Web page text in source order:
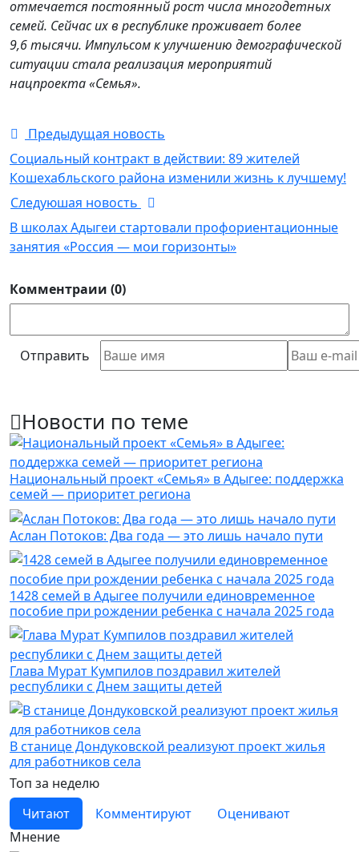
отмечается постоянный рост числа многодетных
семей. Сейчас их в республике проживает более
9,6 тысячи. Импульсом к улучшению демографической
ситуации стала реализация мероприятий
нацпроекта «Семья».
Предыдущая новость
Социальный контракт в действии: 89 жителей
Кошехабльского района изменили жизнь к лучшему!
Следуюшая новость
В школах Адыгеи стартовали профориентационные
занятия «Россия — мои горизонты»
Комментраии (0)
Отправить
Новости по теме
Национальный проект «Семья» в Адыгее: поддержка
семей — приоритет региона
Аслан Потоков: Два года — это лишь начало пути
1428 семей в Адыгее получили единовременное
пособие при рождении ребенка с начала 2025 года
Глава Мурат Кумпилов поздравил жителей
республики с Днем защиты детей
В станице Дондуковской реализуют проект жилья
для работников села
Топ за неделю
Читают
Комментируют
Оценивают
Мнение